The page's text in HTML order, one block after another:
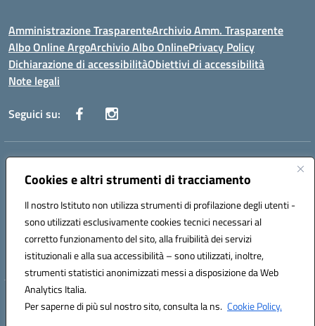
Cookies e altri strumenti di tracciamento
Il nostro Istituto non utilizza strumenti di profilazione degli utenti -
sono utilizzati esclusivamente cookies tecnici necessari al
corretto funzionamento del sito, alla fruibilità dei servizi
istituzionali e alla sua accessibilità – sono utilizzati, inoltre,
strumenti statistici anonimizzati messi a disposizione da Web
Analytics Italia.
Per saperne di più sul nostro sito, consulta la ns. Cookie Policy.
Amministrazione TrasparenteArchivio Amm. Trasparente
Albo Online ArgoArchivio Albo OnlinePrivacy Policy
Dichiarazione di accessibilitàObiettivi di accessibilità
Note legali
Seguici su:
Indirizzo:
Centralino:0823 742191 Email:CEIC8BC00Q@istruzione.it
Codice fiscale: 93117040613
Codice meccanografico:
CEIC8BC00Q
Codice Indice delle Pubbliche Amministrazioni (IPA): icpgd
Hosting & Powered by 3D Solution S.r.l.
Concept & Design by Designers Italia